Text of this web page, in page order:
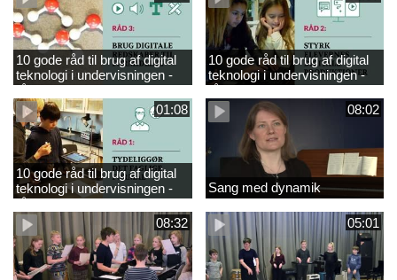
10 gode råd til brug af digital
teknologi i undervisningen -
råd 3
10 gode råd til brug af digital
teknologi i undervisningen -
råd 2
01:08
10 gode råd til brug af digital
teknologi i undervisningen -
råd 1
08:02
Sang med dynamik
08:32 05:01